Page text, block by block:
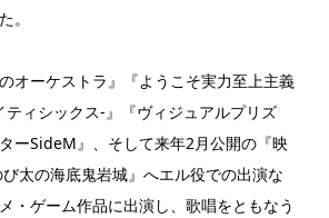
。
オーケストラ』『ようこそ実力至上主義
ィシックス-』『ヴィジュアルプリズ
ーSideM』、そして来年2月公開の『映
太の海底鬼岩城』へエル役での出演な
・ゲーム作品に出演し、歌唱をともなう